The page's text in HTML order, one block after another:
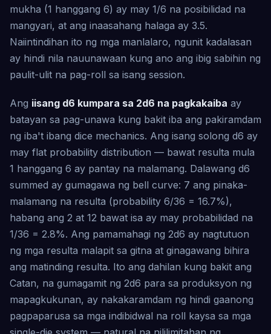
mukha (1 hanggang 6) ay may 1/6 na posibilidad na
mangyari, at ang inaasahang halaga ay 3.5.
Naiintindihan ito ng mga manlalaro, ngunit kadalasan
ay hindi nila nauunawaan kung ano ang ibig sabihin ng
paulit-ulit na pag-roll sa isang session.
Ang iisang d6 kumpara sa 2d6 na pagkakaiba ay
batayan sa pag-unawa kung bakit iba ang pakiramdam
ng iba't ibang dice mechanics. Ang isang solong d6 ay
may flat probability distribution — bawat resulta mula
1 hanggang 6 ay pantay na malamang. Dalawang d6
summed ay gumagawa ng bell curve: 7 ang pinaka-
malamang na resulta (probability 6/36 = 16.7%),
habang ang 2 at 12 bawat isa ay may probabilidad na
1/36 = 2.8%. Ang pamamahagi ng 2d6 ay nagtutuon
ng mga resulta malapit sa gitna at ginagawang bihira
ang matinding resulta. Ito ang dahilan kung bakit ang
Catan, na gumagamit ng 2d6 para sa produksyon ng
mapagkukunan, ay nakakaramdam ng hindi gaanong
pagpaparusa sa mga indibidwal na roll kaysa sa mga